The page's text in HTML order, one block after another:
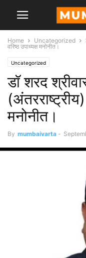
Home Uncategorized
वरिष्ठ उपाध्यक्ष मनोनीत।
Uncategorized
डॉ शरद
मनोनीत।
By mumbaivarta -